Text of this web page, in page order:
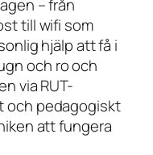
– från
till wifi som
hjälp att få i
och ro och
via RUT-
och pedagogiskt
att fungera